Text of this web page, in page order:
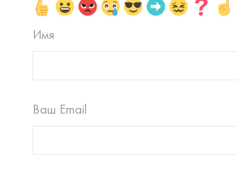
Имя
Ваш Email